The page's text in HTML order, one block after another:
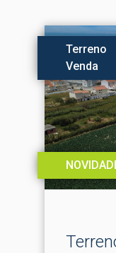
Terreno
Venda